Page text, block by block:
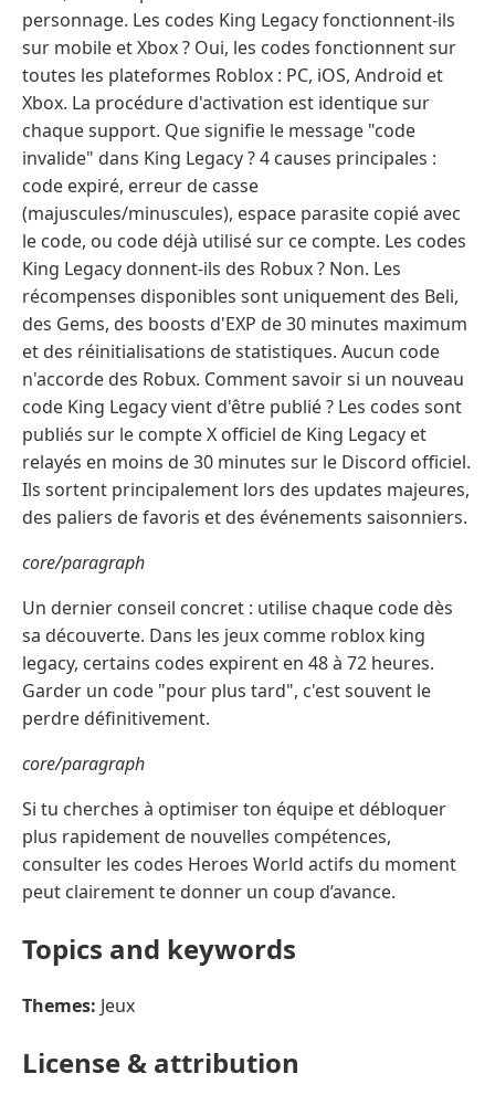
personnage. Les codes King Legacy fonctionnent-ils
sur mobile et Xbox ? Oui, les codes fonctionnent sur
toutes les plateformes Roblox : PC, iOS, Android et
Xbox. La procédure d'activation est identique sur
chaque support. Que signifie le message "code
invalide" dans King Legacy ? 4 causes principales :
code expiré, erreur de casse
(majuscules/minuscules), espace parasite copié avec
le code, ou code déjà utilisé sur ce compte. Les codes
King Legacy donnent-ils des Robux ? Non. Les
récompenses disponibles sont uniquement des Beli,
des Gems, des boosts d'EXP de 30 minutes maximum
et des réinitialisations de statistiques. Aucun code
n'accorde des Robux. Comment savoir si un nouveau
code King Legacy vient d'être publié ? Les codes sont
publiés sur le compte X officiel de King Legacy et
relayés en moins de 30 minutes sur le Discord officiel.
Ils sortent principalement lors des updates majeures,
des paliers de favoris et des événements saisonniers.
core/paragraph
Un dernier conseil concret : utilise chaque code dès
sa découverte. Dans les jeux comme roblox king
legacy, certains codes expirent en 48 à 72 heures.
Garder un code "pour plus tard", c'est souvent le
perdre définitivement.
core/paragraph
Si tu cherches à optimiser ton équipe et débloquer
plus rapidement de nouvelles compétences,
consulter les codes Heroes World actifs du moment
peut clairement te donner un coup d’avance.
Topics and keywords
Themes: Jeux
License & attribution